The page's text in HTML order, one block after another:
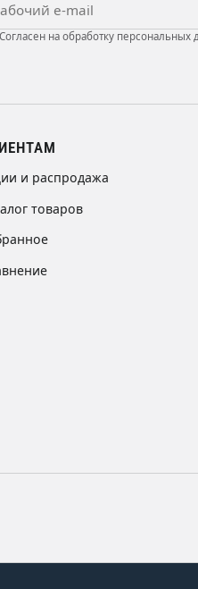
Согласен на обработку персональных
и распродажа
товаров